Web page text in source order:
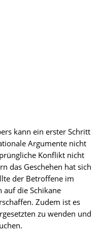
kann ein erster Schritt
Argumente nicht
Konflikt nicht
das Geschehen hat sich
der Betroffene im
die Schikane
Zudem ist es
zu wenden und